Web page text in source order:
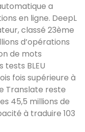
a
en ligne. DeepL
classé 23ème
d’opérations
de mots
BLEU
fois supérieure à
Translate reste
45,5 millions de
à traduire 103